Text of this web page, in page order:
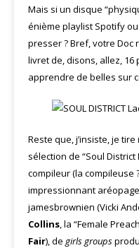
Mais si un disque
énième playlist Spotify
presser ? Bref, votre Doc
livret de, disons, allez, 16
apprendre de belles sur
Reste que, j’insiste, je
sélection de “Soul
compileur (la compileuse
impressionnant
jamesbrownien (Vicki
Collins, la “Female
Fair), de girls groups